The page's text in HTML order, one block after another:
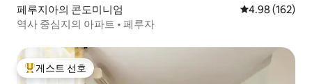
페루지아의 콘도미니엄 평점 4.98점(5
4.98 (162)
역사 중심지의 아파트 • 페루자
상위 게스트 선호
게스트 선호